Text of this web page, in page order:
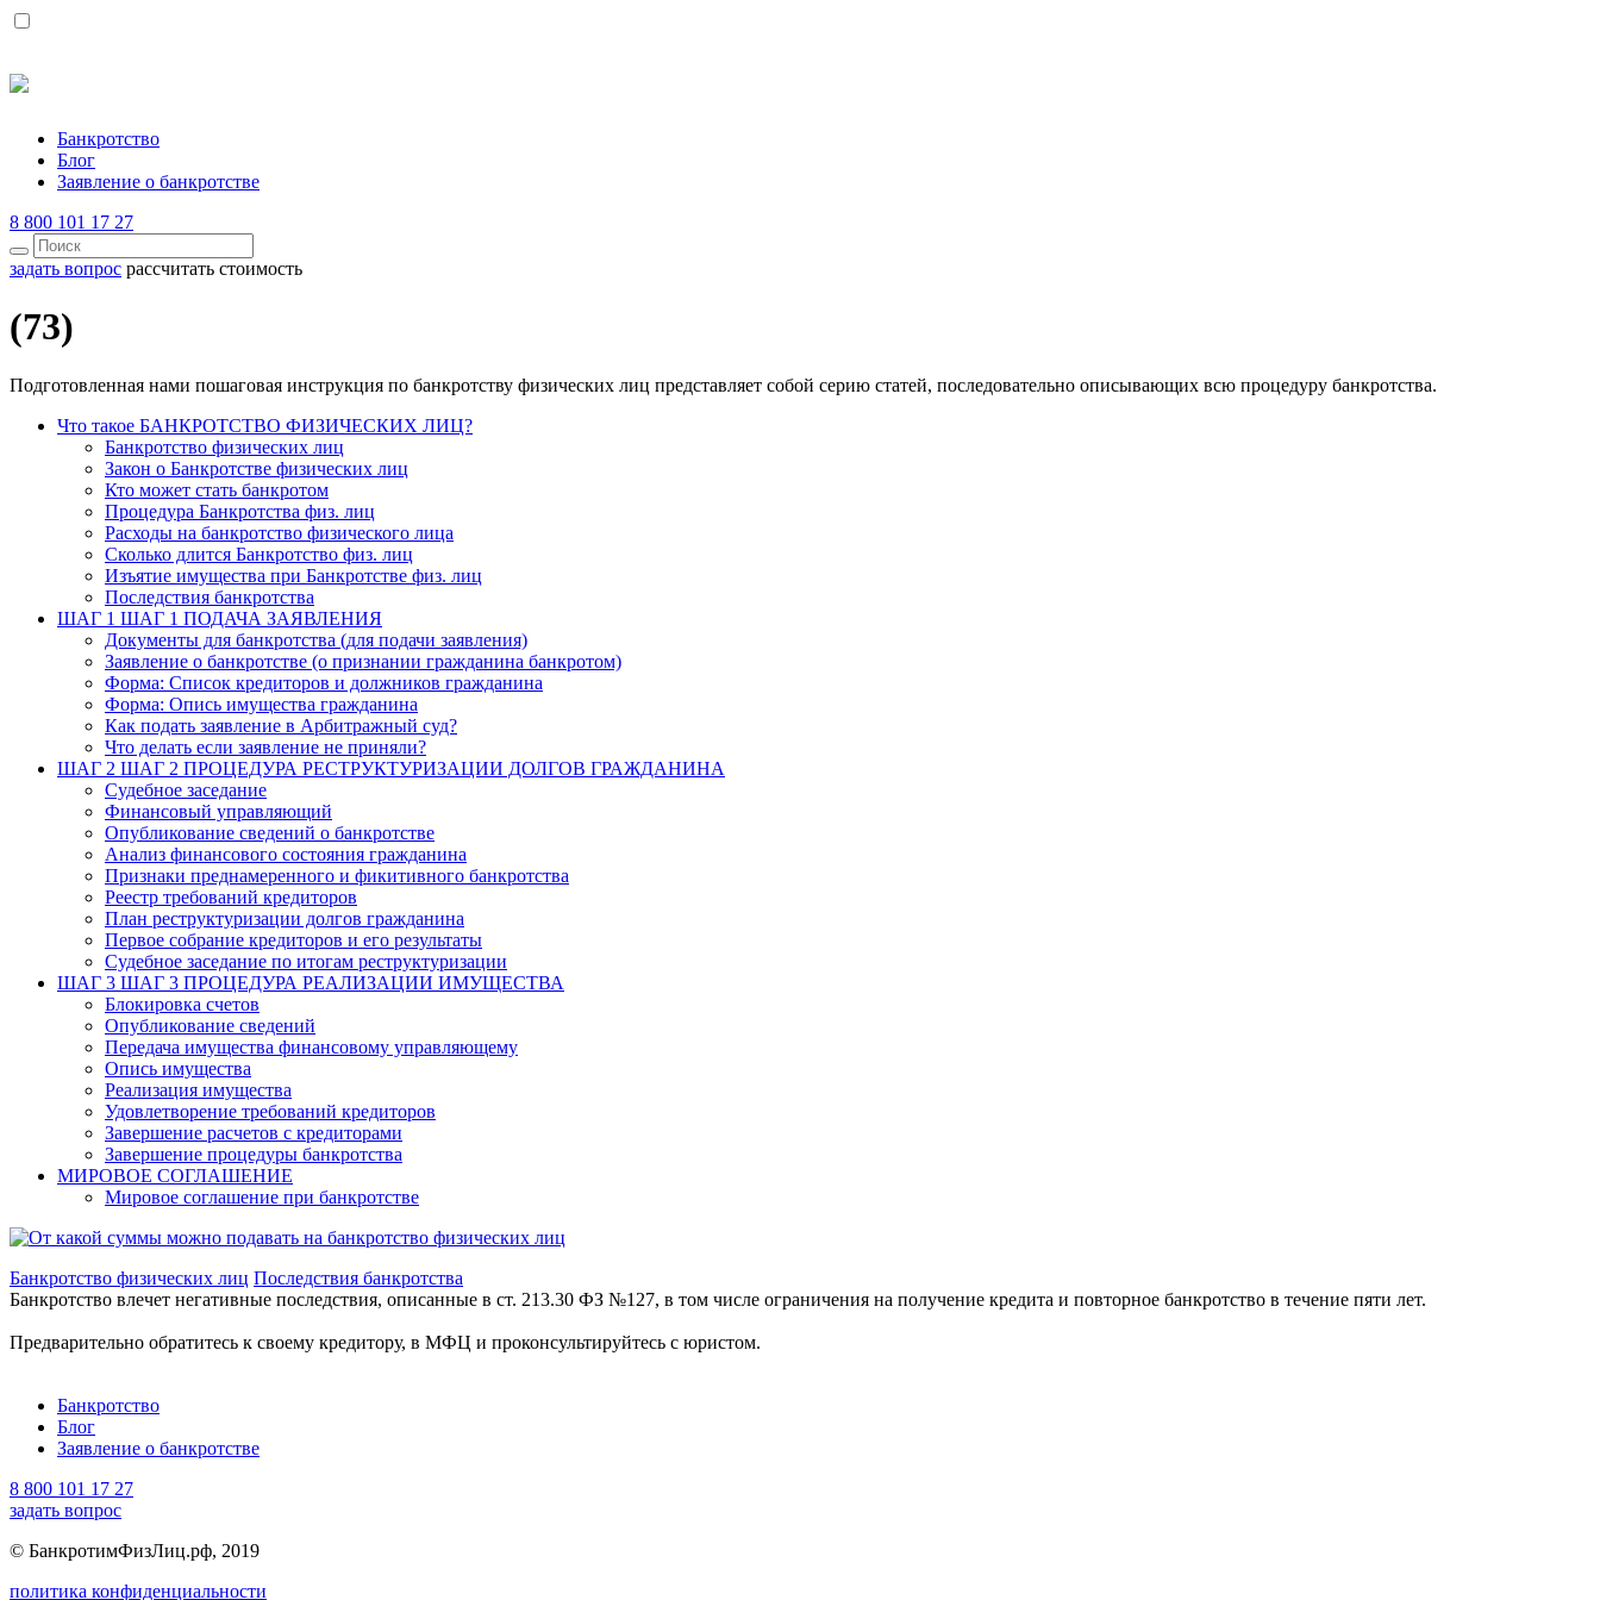
Банкротство
Блог
Заявление о банкротстве
8 800 101 17 27
задать вопрос рассчитать стоимость
(73)
Подготовленная нами пошаговая инструкция по банкротству физических лиц представляет собой серию статей, последовательно описывающих всю процедуру банкротства.
Что такое БАНКРОТСТВО ФИЗИЧЕСКИХ ЛИЦ?
Банкротство физических лиц
Закон о Банкротстве физических лиц
Кто может стать банкротом
Процедура Банкротства физ. лиц
Расходы на банкротство физического лица
Сколько длится Банкротство физ. лиц
Изъятие имущества при Банкротстве физ. лиц
Последствия банкротства
ШАГ 1 ШАГ 1 ПОДАЧА ЗАЯВЛЕНИЯ
Документы для банкротства (для подачи заявления)
Заявление о банкротстве (о признании гражданина банкротом)
Форма: Список кредиторов и должников гражданина
Форма: Опись имущества гражданина
Как подать заявление в Арбитражный суд?
Что делать если заявление не приняли?
ШАГ 2 ШАГ 2 ПРОЦЕДУРА РЕСТРУКТУРИЗАЦИИ ДОЛГОВ ГРАЖДАНИНА
Судебное заседание
Финансовый управляющий
Опубликование сведений о банкротстве
Анализ финансового состояния гражданина
Признаки преднамеренного и фикитивного банкротства
Реестр требований кредиторов
План реструктуризации долгов гражданина
Первое собрание кредиторов и его результаты
Судебное заседание по итогам реструктуризации
ШАГ 3 ШАГ 3 ПРОЦЕДУРА РЕАЛИЗАЦИИ ИМУЩЕСТВА
Блокировка счетов
Опубликование сведений
Передача имущества финансовому управляющему
Опись имущества
Реализация имущества
Удовлетворение требований кредиторов
Завершение расчетов с кредиторами
Завершение процедуры банкротства
МИРОВОЕ СОГЛАШЕНИЕ
Мировое соглашение при банкротстве
Банкротство физических лиц Последствия банкротства
Банкротство влечет негативные последствия, описанные в ст. 213.30 ФЗ №127, в том числе ограничения на получение кредита и повторное банкротство в течение пяти лет.
Предварительно обратитесь к своему кредитору, в МФЦ и проконсультируйтесь с юристом.
Банкротство
Блог
Заявление о банкротстве
8 800 101 17 27
задать вопрос
© БанкротимФизЛиц.рф, 2019
политика конфиденциальности